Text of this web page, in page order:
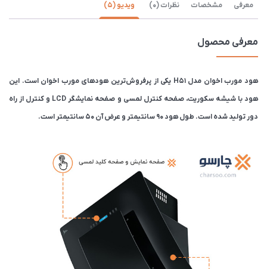
معرفی مشخصات نظرات (0) ویدیو (5)
معرفی محصول
هود مورب اخوان مدل H51 یکی از پرفروش‌ترین هودهای مورب اخوان است‌. این
هود با شیشه سکوریت، صفحه کنترل لمسی و صفحه نمایشگر LCD و کنترل از راه
دور تولید شده است. طول هود 90 سانتیمتر و عرض آن 50 سانتیمتر است.